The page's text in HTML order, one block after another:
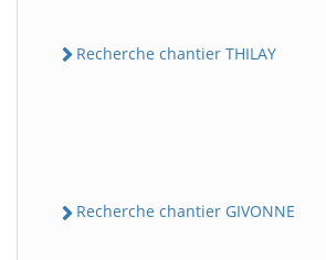
Recherche chantier THILAY
Recherche chantier GIVONNE